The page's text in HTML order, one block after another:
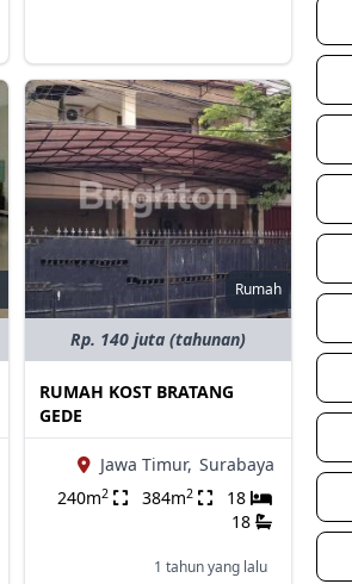
Rumah
Rp. 140 juta (tahunan)
RUMAH KOST BRATANG
GEDE
Jawa Timur, Surabaya
240m2 384m2
18
18
1 tahun yang lalu